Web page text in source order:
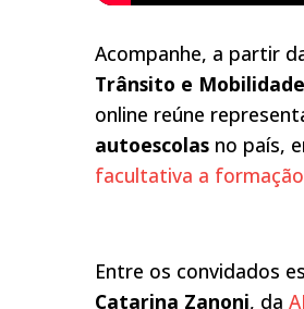
Acompanhe, a partir
Trânsito e Mobilidade
online reúne
autoescolas no país,
facultativa a
Entre os convidados
Catarina Zanoni, da